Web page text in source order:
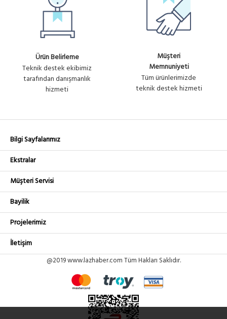
Ürün Belirleme
Teknik destek ekibimiz
tarafından danışmanlık
hizmeti
Müşteri
Memnuniyeti
Tüm ürünlerimizde
teknik destek hizmeti
Bilgi Sayfalarımız
Ekstralar
Müşteri Servisi
Bayilik
Projelerimiz
İletişim
@2019 www.lazhaber.com Tüm Hakları Saklıdır.